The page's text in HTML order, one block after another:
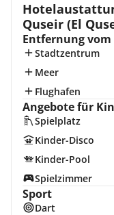
Quseir (El
Entfernung vom
Stadtzentrum
Meer
Flughafen
Angebote für
Spielplatz
Kinder-Disco
Kinder-Pool
Spielzimmer
Sport
Dart